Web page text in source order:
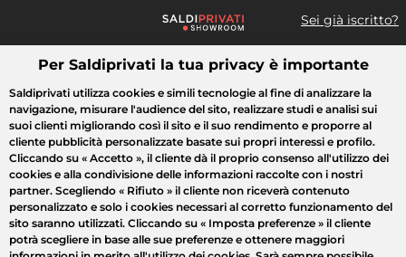
Sei già iscritto?
Cosa cerchi?
Tutte le vendite Moda Casa Bellezza Elettrodomestici
Per Saldiprivati la tua privacy è importante
Saldiprivati utilizza cookies e simili tecnologie al fine di analizzare la
navigazione, misurare l'audience del sito, realizzare studi e analisi sui
suoi clienti migliorando così il sito e il suo rendimento e proporre al
cliente pubblicità personalizzate basate sui propri interessi e profilo.
Cliccando su « Accetto », il cliente dà il proprio consenso all'utilizzo dei
cookies e alla condivisione delle informazioni raccolte con i nostri
partner. Scegliendo « Rifiuto » il cliente non riceverà contenuto
personalizzato e solo i cookies necessari al corretto funzionamento del
sito saranno utilizzati. Cliccando su « Imposta preferenze » il cliente
potrà scegliere in base alle sue preferenze e ottenere maggiori